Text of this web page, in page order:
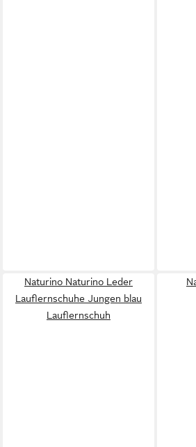
Naturino Naturino Leder
Lauflernschuhe Jungen blau
Lauflernschuh